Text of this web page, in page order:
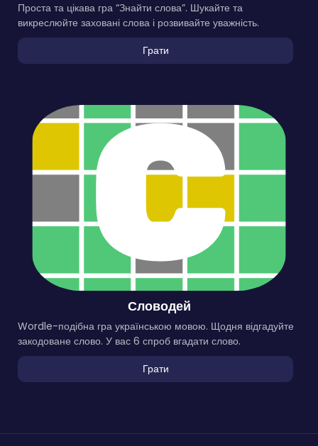
Проста та цікава гра “Знайти слова”. Шукайте та
викреслюйте заховані слова і розвивайте уважність.
Грати
Словодей
Wordle-подібна гра українською мовою. Щодня відгадуйте
закодоване слово. У вас 6 спроб вгадати слово.
Грати